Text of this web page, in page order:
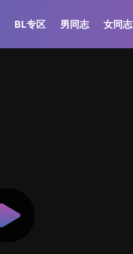
BL专区 男同志 女同志